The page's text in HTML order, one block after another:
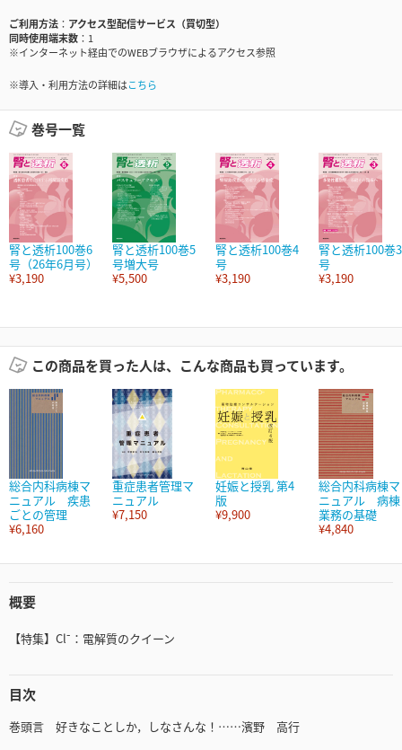
ご利用方法
アクセス型配信サービス（買切型）
同時使用端末数
1
※インターネット経由でのWEBブラウザによるアクセス参照
※導入・利用方法の詳細はこちら
巻号一覧
腎と透析100巻6
号（26年6月号）
¥3,190
腎と透析100巻5
号増大号
¥5,500
腎と透析100巻4
号
¥3,190
腎と透析100巻3
号
¥3,190
この商品を買った人は、こんな商品も買っています。
総合内科病棟マ
ニュアル 疾患
ごとの管理
¥6,160
重症患者管理マ
ニュアル
¥7,150
妊娠と授乳 第4
版
¥9,900
総合内科病棟マ
ニュアル 病棟
業務の基礎
¥4,840
概要
【特集】Cl- ：電解質のクイーン
目次
巻頭言 好きなことしか，しなさんな！……濱野 高行